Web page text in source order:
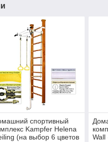
спортивный
Kampfer Helena
(на выбор 6 цветов
Wall